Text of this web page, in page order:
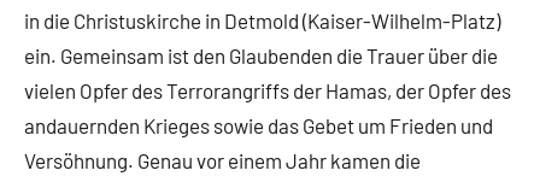
in die Christuskirche in Detmold (Kaiser-Wilhelm-Platz)
ein. Gemeinsam ist den Glaubenden die Trauer über die
vielen Opfer des Terrorangriffs der Hamas, der Opfer des
andauernden Krieges sowie das Gebet um Frieden und
Versöhnung. Genau vor einem Jahr kamen die